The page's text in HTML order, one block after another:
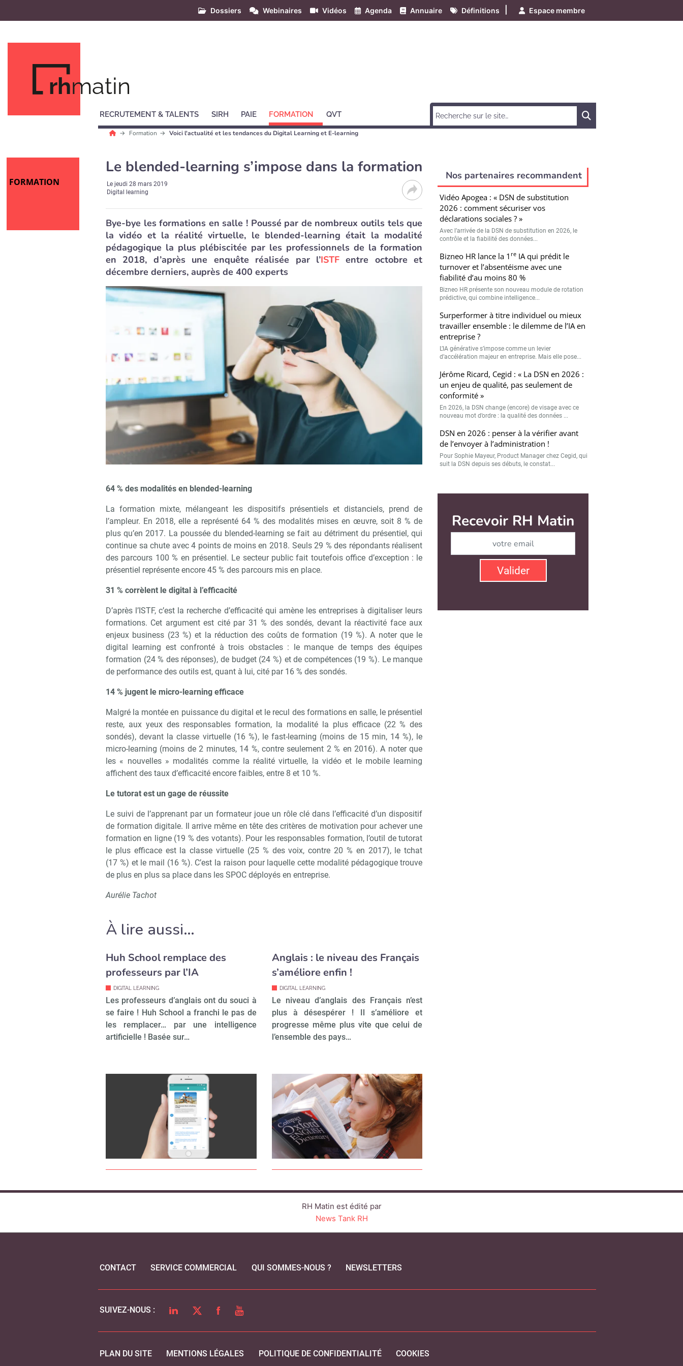
Dossiers Webinaires Vidéos Agenda Annuaire Définitions Espace membre
rhmatin
RECRUTEMENT & TALENTS SIRH PAIE FORMATION QVT
Formation Voici l'actualité et les tendances du Digital Learning et E-learning
FORMATION
Le blended-learning s’impose dans la formation
Lejeudi 28 mars 2019
Digital learning
Bye-bye les formations en salle ! Poussé par de nombreux outils tels que
la vidéo et la réalité virtuelle, le blended-learning était la modalité
pédagogique la plus plébiscitée par les professionnels de la formation
en 2018, d’après une enquête réalisée par l’ISTF entre octobre et
décembre derniers, auprès de 400 experts
64 % des modalités en blended-learning
La formation mixte, mélangeant les dispositifs présentiels et distanciels, prend de
l’ampleur. En 2018, elle a représenté 64 % des modalités mises en œuvre, soit 8 % de
plus qu’en 2017. La poussée du blended-learning se fait au détriment du présentiel, qui
continue sa chute avec 4 points de moins en 2018. Seuls 29 % des répondants réalisent
des parcours 100 % en présentiel. Le secteur public fait toutefois office d’exception : le
présentiel représente encore 45 % des parcours mis en place.
31 % corrèlent le digital à l’efficacité
D’après l’ISTF, c’est la recherche d’efficacité qui amène les entreprises à digitaliser leurs
formations. Cet argument est cité par 31 % des sondés, devant la réactivité face aux
enjeux business (23 %) et la réduction des coûts de formation (19 %). A noter que le
digital learning est confronté à trois obstacles : le manque de temps des équipes
formation (24 % des réponses), de budget (24 %) et de compétences (19 %). Le manque
de performance des outils est, quant à lui, cité par 16 % des sondés.
14 % jugent le micro-learning efficace
Malgré la montée en puissance du digital et le recul des formations en salle, le présentiel
reste, aux yeux des responsables formation, la modalité la plus efficace (22 % des
sondés), devant la classe virtuelle (16 %), le fast-learning (moins de 15 min, 14 %), le
micro-learning (moins de 2 minutes, 14 %, contre seulement 2 % en 2016). A noter que
les « nouvelles » modalités comme la réalité virtuelle, la vidéo et le mobile learning
affichent des taux d’efficacité encore faibles, entre 8 et 10 %.
Le tutorat est un gage de réussite
Le suivi de l’apprenant par un formateur joue un rôle clé dans l’efficacité d’un dispositif
de formation digitale. Il arrive même en tête des critères de motivation pour achever une
formation en ligne (19 % des votants). Pour les responsables formation, l’outil de tutorat
le plus efficace est la classe virtuelle (25 % des voix, contre 20 % en 2017), le tchat
(17 %) et le mail (16 %). C’est la raison pour laquelle cette modalité pédagogique trouve
de plus en plus sa place dans les SPOC déployés en entreprise.
Aurélie Tachot
À lire aussi…
Huh School remplace des
professeurs par l’IA
DIGITAL LEARNING
Les professeurs d’anglais ont du souci à
se faire ! Huh School a franchi le pas de
les remplacer… par une intelligence
artificielle ! Basée sur…
Anglais : le niveau des Français
s’améliore enfin !
DIGITAL LEARNING
Le niveau d’anglais des Français n’est
plus à désespérer ! Il s’améliore et
progresse même plus vite que celui de
l’ensemble des pays…
Nos partenaires recommandent
Vidéo Apogea : « DSN de substitution
2026 : comment sécuriser vos
déclarations sociales ? »
Avec l’arrivée de la DSN de substitution en 2026, le
contrôle et la fiabilité des données...
Bizneo HR lance la 1 reIA qui prédit le
turnover et l’absentéisme avec une
fiabilité d’au moins 80 %
Bizneo HR présente son nouveau module de rotation
prédictive, qui combine intelligence...
Surperformer à titre individuel ou mieux
travailler ensemble : le dilemme de l’IA en
entreprise ?
L’IA générative s’impose comme un levier
d’accélération majeur en entreprise. Mais elle pose...
Jérôme Ricard, Cegid : « La DSN en 2026 :
un enjeu de qualité, pas seulement de
conformité »
En 2026, la DSN change (encore) de visage avec ce
nouveau mot d’ordre : la qualité des données ...
DSN en 2026 : penser à la vérifier avant
de l’envoyer à l’administration !
Pour Sophie Mayeur, Product Manager chez Cegid, qui
suit la DSN depuis ses débuts, le constat...
Recevoir RH Matin
Non merci, je reçois déjà ! Je déciderai plus tard
RH Matin est édité par
News Tank RH
CONTACT SERVICE COMMERCIAL QUI SOMMES-NOUS ? NEWSLETTERS
SUIVEZ-NOUS : LINKEDINTWITTERFACEBOOK
YOUTUBE
PLAN DU SITE MENTIONS LÉGALES POLITIQUE DE CONFIDENTIALITÉ COOKIES